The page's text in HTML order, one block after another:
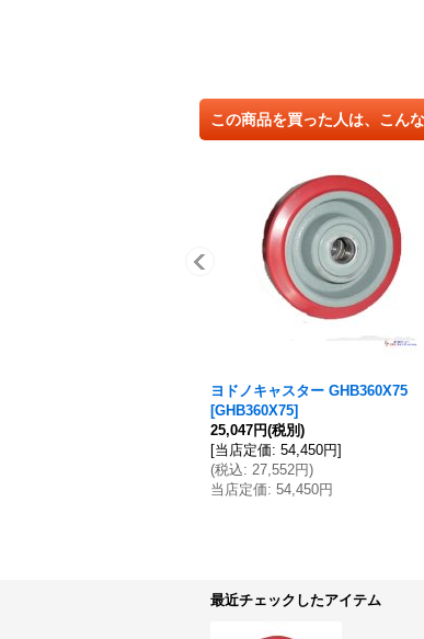
この商品を買った人は、こん
ヨドノキャスター GHB360X75
[GHB360X75]
25,047円(税別)
[当店定価: 54,450円]
(税込: 27,552円)
当店定価: 54,450円
最近チェックしたアイテム